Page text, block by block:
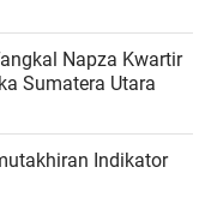
Napza Kwartir
Sumatera Utara
Indikator